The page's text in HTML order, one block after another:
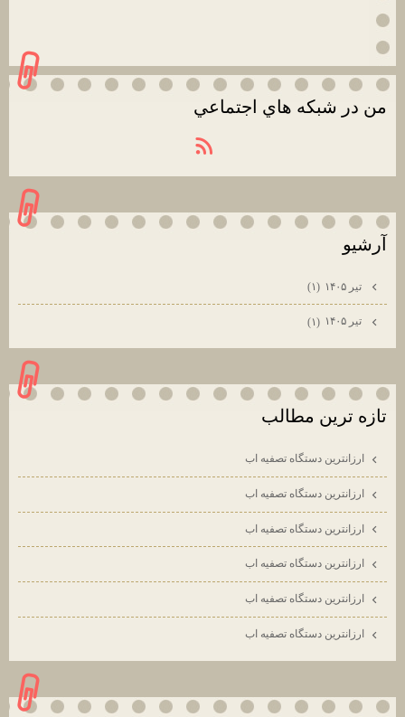
من در شبكه هاي اجتماعي
آرشيو
تیر ۱۴۰۵ (۱)
تیر ۱۴۰۵ (۱)
تازه ترين مطالب
ارزانترين دستگاه تصفيه اب
ارزانترين دستگاه تصفيه اب
ارزانترين دستگاه تصفيه اب
ارزانترين دستگاه تصفيه اب
ارزانترين دستگاه تصفيه اب
ارزانترين دستگاه تصفيه اب